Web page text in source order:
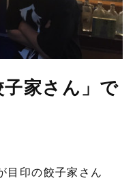
家さん」で
目印の餃子家さん